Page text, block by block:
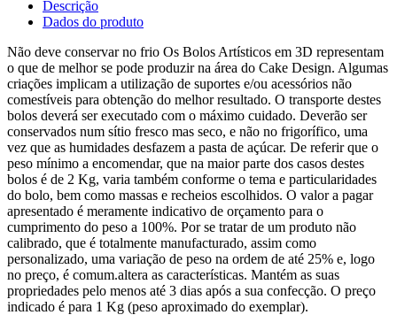
Descrição
Dados do produto
Não deve conservar no frio Os Bolos Artísticos em 3D representam
o que de melhor se pode produzir na área do Cake Design. Algumas
criações implicam a utilização de suportes e/ou acessórios não
comestíveis para obtenção do melhor resultado. O transporte destes
bolos deverá ser executado com o máximo cuidado. Deverão ser
conservados num sítio fresco mas seco, e não no frigorífico, uma
vez que as humidades desfazem a pasta de açúcar. De referir que o
peso mínimo a encomendar, que na maior parte dos casos destes
bolos é de 2 Kg, varia também conforme o tema e particularidades
do bolo, bem como massas e recheios escolhidos. O valor a pagar
apresentado é meramente indicativo de orçamento para o
cumprimento do peso a 100%. Por se tratar de um produto não
calibrado, que é totalmente manufacturado, assim como
personalizado, uma variação de peso na ordem de até 25% e, logo
no preço, é comum.altera as características. Mantém as suas
propriedades pelo menos até 3 dias após a sua confecção. O preço
indicado é para 1 Kg (peso aproximado do exemplar).